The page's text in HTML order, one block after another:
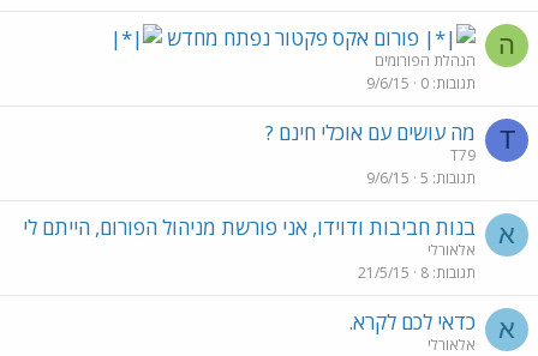
ה פורום אקס פקטור נפתח מחדש
הנהלת הפורומים
תגובות 0
9/6/15
T מה עושים עם אוכלי חינם ?
T79
תגובות 5
9/6/15
א בנות חביבות ודוידו, אני פורשת מניהול הפורום, הייתם לי
אלאורלי
תגובות 8
21/5/15
א כדאי לכם לקרא.
אלאורלי